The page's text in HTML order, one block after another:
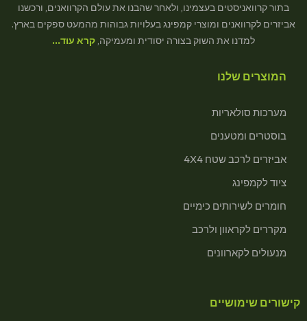
בתור קרוואניסטים בעצמינו, ולאחר שהבנו את עולם הקרוואנים, ורכשנו
אביזרים לקרוואנים ומוצרי קמפינג בעלויות גבוהות מהמעט ספקים בארץ.
למדנו את השוק בצורה יסודית ומעמיקה, קרא עוד…
המוצרים שלנו
מערכות סולאריות
בוסטרים ומטענים
אביזרים לרכב שטח 4X4
ציוד לקמפינג
חומרים לשירותים כימיים
מקררים לקראוון ולרכב
מנעולים לקארוונים
קישורים שימושיים